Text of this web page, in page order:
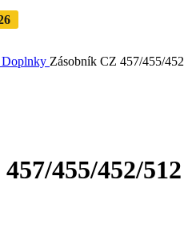
Doplnky Zásobník CZ 457/455/
455/452/